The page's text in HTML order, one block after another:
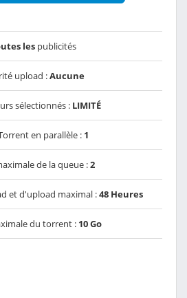
les publicités
upload :Aucune
sélectionnés : LIMITÉ
en parallèle : 1
de la queue :2
et d'upload maximal :48 Heures
du torrent : 10 Go